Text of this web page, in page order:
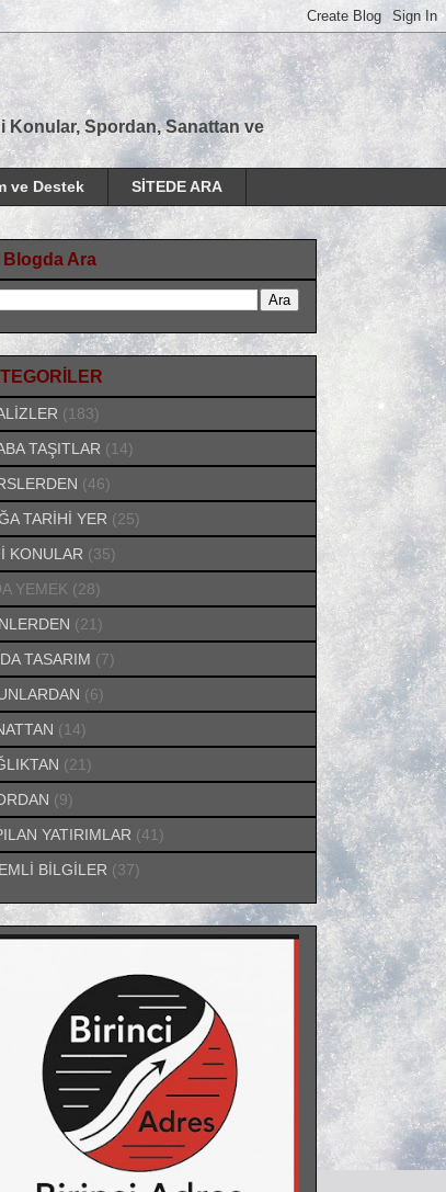
Konular, Spordan, Sanattan ve
ve Destek SİTEDE ARA
Blogda Ara
(183)
TAŞITLAR (14)
(46)
TARİHİ YER (25)
KONULAR (35)
YEMEK (28)
(21)
TASARIM (7)
(6)
(14)
(21)
(9)
YATIRIMLAR (41)
BİLGİLER (37)